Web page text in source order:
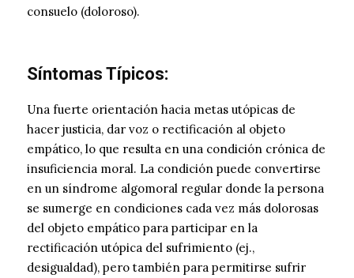
consuelo (doloroso).
Síntomas Típicos:
Una fuerte orientación hacia metas utópicas de
hacer justicia, dar voz o rectificación al objeto
empático, lo que resulta en una condición crónica de
insuficiencia moral. La condición puede convertirse
en un síndrome algomoral regular donde la persona
se sumerge en condiciones cada vez más dolorosas
del objeto empático para participar en la
rectificación utópica del sufrimiento (ej.,
desigualdad), pero también para permitirse sufrir